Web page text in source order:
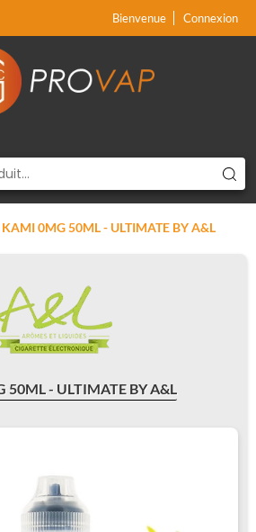
Bienvenue Connexion
KAMI 0MG 50ML - ULTIMATE BY A&L
50ML - ULTIMATE BY A&L
x
x